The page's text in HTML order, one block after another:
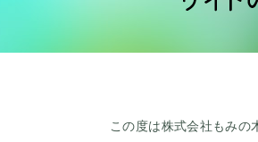
この度は株式会社もみの